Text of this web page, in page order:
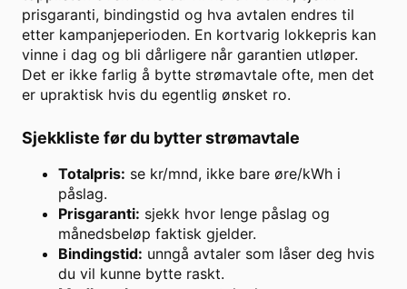
prisgaranti, bindingstid og hva avtalen endres til
etter kampanjeperioden. En kortvarig lokkepris kan
vinne i dag og bli dårligere når garantien utløper.
Det er ikke farlig å bytte strømavtale ofte, men det
er upraktisk hvis du egentlig ønsket ro.
Sjekkliste før du bytter strømavtale
Totalpris: se kr/mnd, ikke bare øre/kWh i
påslag.
Prisgaranti: sjekk hvor lenge påslag og
månedsbeløp faktisk gjelder.
Bindingstid: unngå avtaler som låser deg hvis
du vil kunne bytte raskt.